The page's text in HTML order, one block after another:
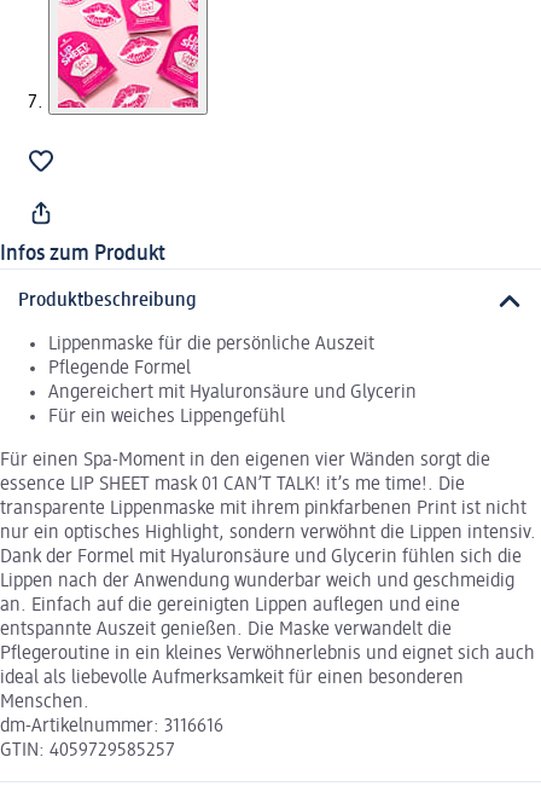
Infos zum Produkt
Produktbeschreibung
Lippenmaske für die persönliche Auszeit
Pflegende Formel
Angereichert mit Hyaluronsäure und Glycerin
Für ein weiches Lippengefühl
Für einen Spa-Moment in den eigenen vier Wänden sorgt die
essence LIP SHEET mask 01 CAN’T TALK! it’s me time!. Die
transparente Lippenmaske mit ihrem pinkfarbenen Print ist nicht
nur ein optisches Highlight, sondern verwöhnt die Lippen intensiv.
Dank der Formel mit Hyaluronsäure und Glycerin fühlen sich die
Lippen nach der Anwendung wunderbar weich und geschmeidig
an. Einfach auf die gereinigten Lippen auflegen und eine
entspannte Auszeit genießen. Die Maske verwandelt die
Pflegeroutine in ein kleines Verwöhnerlebnis und eignet sich auch
ideal als liebevolle Aufmerksamkeit für einen besonderen
Menschen.
dm-Artikelnummer: 3116616
GTIN: 4059729585257